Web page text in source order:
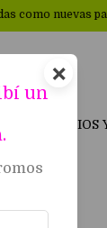
nuevas para
DE CAMBIOS
×
un